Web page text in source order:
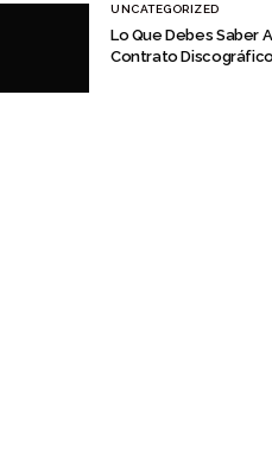
UNCATEGORIZED
Lo Que Debes Saber
Contrato